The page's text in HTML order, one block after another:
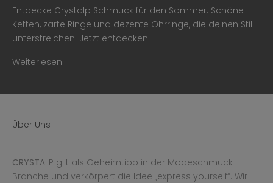
Entdecke Crystalp Schmuck für den Sommer: Schöne
Ketten, zarte Ringe und dezente Ohrringe, die deinen Stil
unterstreichen. Jetzt entdecken!
Weiterlesen
Über Uns
CRYSTALP gilt als Geheimtipp in der Modeschmuck-
Branche und verkörpert die Idee „express yourself“. Wir